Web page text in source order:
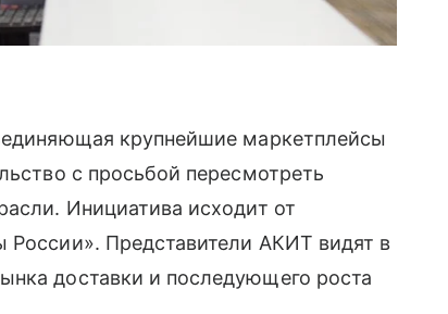
крупнейшие маркетплейсы
с просьбой пересмотреть
Инициатива исходит от
Представители АКИТ видят в
доставки и последующего роста